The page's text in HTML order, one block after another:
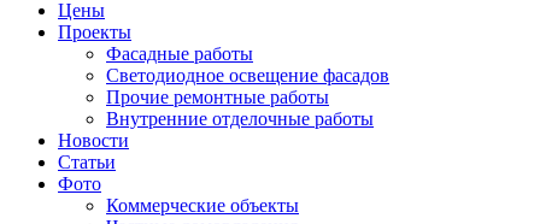
Цены
Проекты
Фасадные работы
Светодиодное освещение фасадов
Прочие ремонтные работы
Внутренние отделочные работы
Новости
Статьи
Фото
Коммерческие объекты